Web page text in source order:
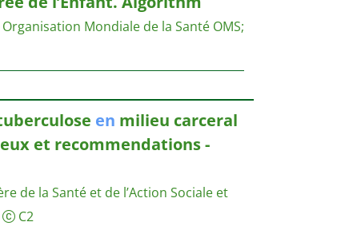
Organisation Mondiale de la Santé OMS;
en milieu carceral
et recommendations -
de la Santé et de l’Action Sociale et
C2